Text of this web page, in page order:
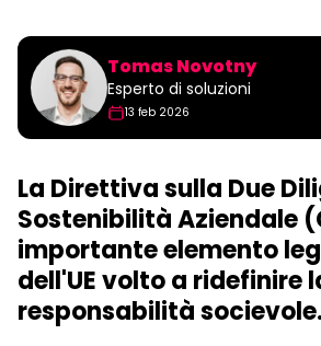
Tomas Novotny
Esperto di soluzioni
13 feb 2026
La Direttiva sulla Due
Sostenibilità Aziendale
importante elemento
dell'UE volto a ridefinire
responsabilità socievole.